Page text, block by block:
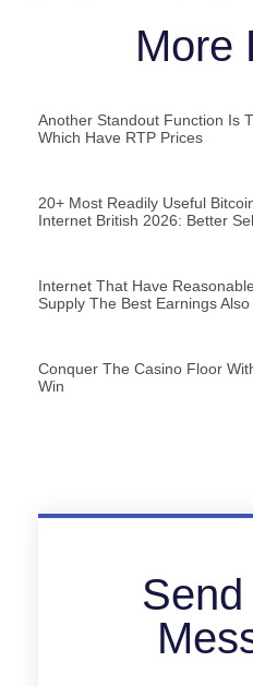
More
Another Standout Function Is
Which Have RTP Prices
20+ Most Readily Useful
Internet British 2026: Better
Internet That Have
Supply The Best Earnings
Conquer The Casino Floor
Win